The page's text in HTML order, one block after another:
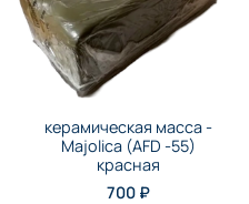
керамическая масса -
Majolica (AFD -55)
красная
700 ₽